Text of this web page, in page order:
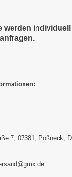
werden
7, 07381, Pößneck,